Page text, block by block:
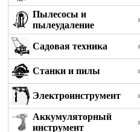
Пылесосы и
пылеудаление
Садовая техника
Станки и пилы
Электроинструмент
Аккумуляторный
инструмент